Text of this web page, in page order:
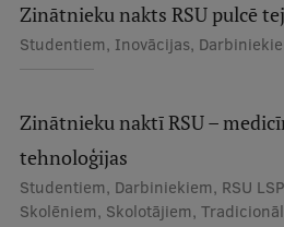
Zinātnieku nakts RSU pulcē
Studentiem, Inovācijas,
Zinātnieku naktī RSU –
tehnoloģijas
Studentiem, Darbiniekiem, RSU
Skolēniem, Skolotājiem,